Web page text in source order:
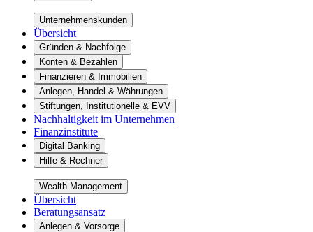
Unternehmenskunden
Übersicht
Gründen & Nachfolge
Konten & Bezahlen
Finanzieren & Immobilien
Anlegen, Handel & Währungen
Stiftungen, Institutionelle & EVV
Nachhaltigkeit im Unternehmen
Finanzinstitute
Digital Banking
Hilfe & Rechner
Wealth Management
Übersicht
Beratungsansatz
Anlegen & Vorsorge